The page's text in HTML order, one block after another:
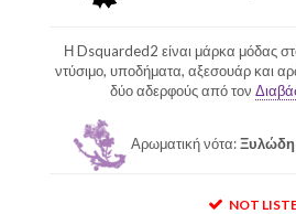
Η Dsquarded2 είναι μάρκα μόδας
ντύσιμο, υποδήματα, αξεσουάρ και
δύο αδερφούς από τον
Αρωματική νότα:
NOT